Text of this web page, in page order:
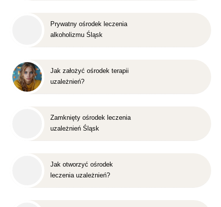
Prywatny ośrodek leczenia
alkoholizmu Śląsk
Jak założyć ośrodek terapii
uzależnień?
Zamknięty ośrodek leczenia
uzależnień Śląsk
Jak otworzyć ośrodek
leczenia uzależnień?